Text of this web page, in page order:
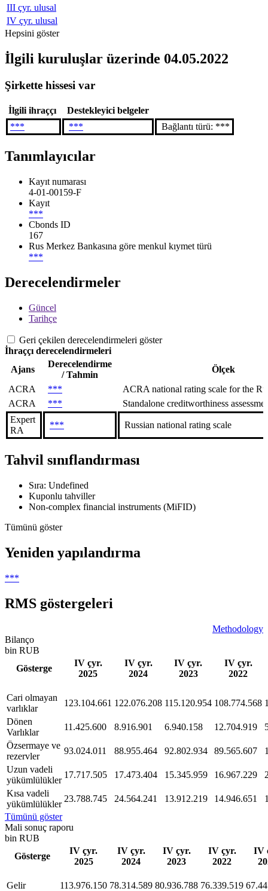
III çyr. ulusal
IV çyr. ulusal
Hepsini göster
İlgili kuruluşlar üzerinde 04.05.2022
Şirkette hissesi var
İlgili ihraççı
Destekleyici belgeler
***
*** Bağlantı türü: ***
Tanımlayıcılar
Kayıt numarası
4-01-00159-F
Kayıt
***
Cbonds ID
167
Rus Merkez Bankasına göre menkul kıymet türü
***
Derecelendirmeler
Güncel
Tarihçe
Geri çekilen derecelendirmeleri göster
İhraççı derecelendirmeleri
Ajans
Derecelendirme
/ Tahmin
Ölçek
ACRA
***
ACRA national rating scale for the
ACRA
***
Standalone creditworthiness
Expert
RA
*** Russian national rating scale
Tahvil sınıflandırması
Sıra: Undefined
Kuponlu tahviller
Non-complex financial instruments (MiFID)
Tümünü göster
Yeniden yapılandırma
***
RMS göstergeleri
Methodology
Bilanço
bin RUB
Gösterge
IV çyr.
2025
IV çyr.
2024
IV çyr.
2023
IV çyr.
2022
Сari olmayan
varlıklar
123.104.661 122.076.208 115.120.954 108.774.568
Dönen
Varlıklar
11.425.600 8.916.901 6.940.158 12.704.919
Özsermaye ve
rezervler
93.024.011 88.955.464 92.802.934 89.565.607
Uzun vadeli
yükümlülükler
17.717.505 17.473.404 15.345.959 16.967.229
Kısa vadeli
yükümlülükler
23.788.745 24.564.241 13.912.219 14.946.651
Tümünü göster
Mali sonuç raporu
bin RUB
Gösterge
IV çyr.
2025
IV çyr.
2024
IV çyr.
2023
IV çyr.
2022
IV
Gelir 113.976.150 78.314.589 80.936.788 76.339.519